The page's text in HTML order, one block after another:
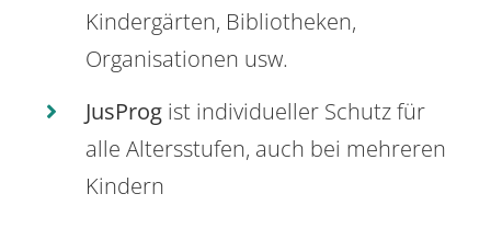
Kindergärten, Bibliotheken,
Organisationen usw.
JusProg ist individueller Schutz für
alle Altersstufen, auch bei mehreren
Kindern